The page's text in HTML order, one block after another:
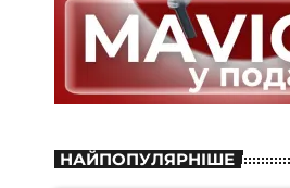
НАЙПОПУЛЯРНІШЕ